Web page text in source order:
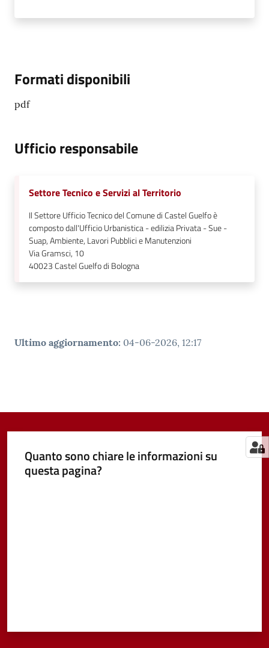
Formati disponibili
pdf
Ufficio responsabile
Settore Tecnico e Servizi al Territorio
Il Settore Ufficio Tecnico del Comune di Castel Guelfo è
composto dall'Ufficio Urbanistica - edilizia Privata - Sue -
Suap, Ambiente, Lavori Pubblici e Manutenzioni
Via Gramsci, 10
40023Castel Guelfo di Bologna
Ultimo aggiornamento: 04-06-2026, 12:17
Quanto sono chiare le informazioni su
questa pagina?